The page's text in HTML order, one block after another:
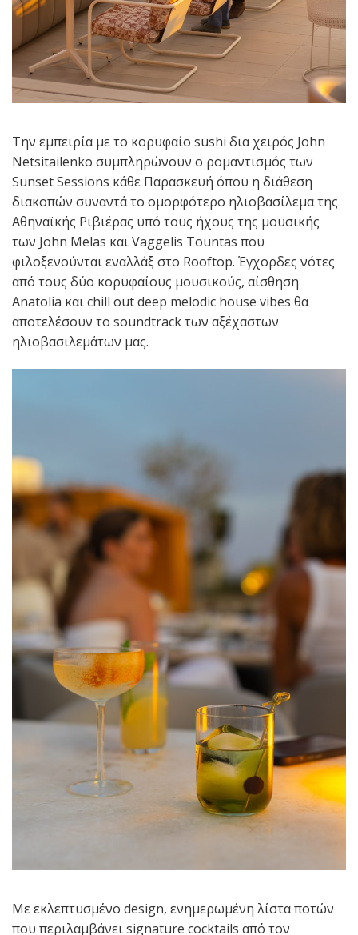
Την εμπειρία με το κορυφαίο sushi δια χειρός John
Netsitailenko συμπληρώνουν ο ρομαντισμός των
Sunset Sessions κάθε Παρασκευή όπου η διάθεση
διακοπών συναντά το ομορφότερο ηλιοβασίλεμα της
Αθηναϊκής Ριβιέρας υπό τους ήχους της μουσικής
των John Melas και Vaggelis Tountas που
φιλοξενούνται εναλλάξ στο Rooftop. Έγχορδες νότες
από τους δύο κορυφαίους μουσικούς, αίσθηση
Anatolia και chill out deep melodic house vibes θα
αποτελέσουν το soundtrack των αξέχαστων
ηλιοβασιλεμάτων μας.
Με εκλεπτυσμένο design, ενημερωμένη λίστα ποτών
που περιλαμβάνει signature cocktails από τον